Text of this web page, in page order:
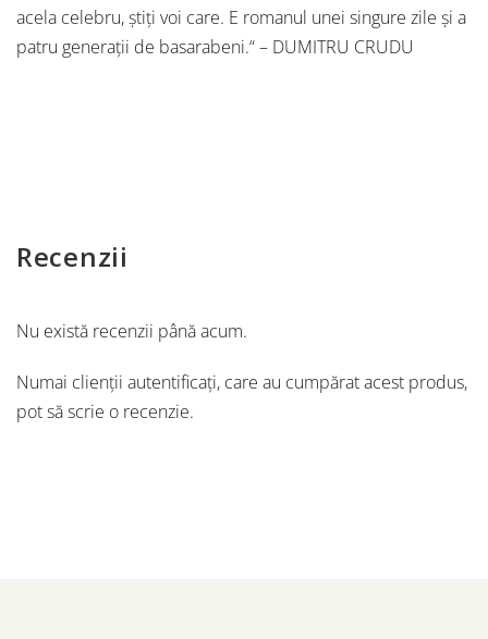
acela celebru, știți voi care. E romanul unei singure zile și a
patru generații de basarabeni.“ – DUMITRU CRUDU
Recenzii
Nu există recenzii până acum.
Numai clienții autentificați, care au cumpărat acest produs,
pot să scrie o recenzie.